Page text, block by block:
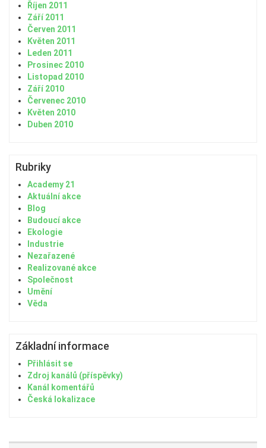
Říjen 2011
Září 2011
Červen 2011
Květen 2011
Leden 2011
Prosinec 2010
Listopad 2010
Září 2010
Červenec 2010
Květen 2010
Duben 2010
Rubriky
Academy 21
Aktuální akce
Blog
Budoucí akce
Ekologie
Industrie
Nezařazené
Realizované akce
Společnost
Umění
Věda
Základní informace
Přihlásit se
Zdroj kanálů (příspěvky)
Kanál komentářů
Česká lokalizace